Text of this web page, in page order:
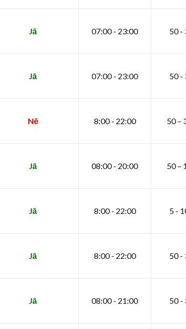
Jā 07:00 - 23:00 50 -
Jā 07:00 - 23:00 50 -
Nē 8:00 - 22:00 50 –
Jā 08:00 - 20:00 50 –
Jā 8:00 - 22:00 5 -
Jā 8:00 - 22:00 50 -
Jā 08:00 - 21:00 50 -